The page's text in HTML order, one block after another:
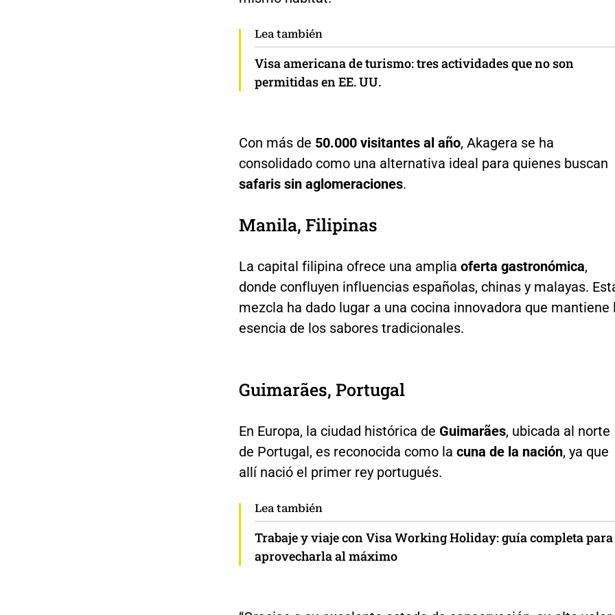
Lea también
Visa americana de turismo: tres actividades que no son
permitidas en EE. UU.
Con más de 50.000 visitantes al año, Akagera se ha
consolidado como una alternativa ideal para quienes buscan
safaris sin aglomeraciones.
Manila, Filipinas
La capital filipina ofrece una amplia oferta gastronómica,
donde confluyen influencias españolas, chinas y malayas.
mezcla ha dado lugar a una cocina innovadora que mantiene
esencia de los sabores tradicionales.
Guimarães, Portugal
En Europa, la ciudad histórica de Guimarães, ubicada al norte
de Portugal, es reconocida como la cuna de la nación, ya que
allí nació el primer rey portugués.
Lea también
Trabaje y viaje con Visa Working Holiday: guía completa para
aprovecharla al máximo